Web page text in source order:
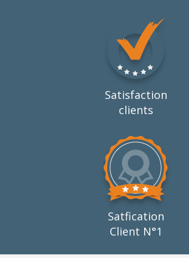
Satisfaction
clients
Satfication
Client N°1